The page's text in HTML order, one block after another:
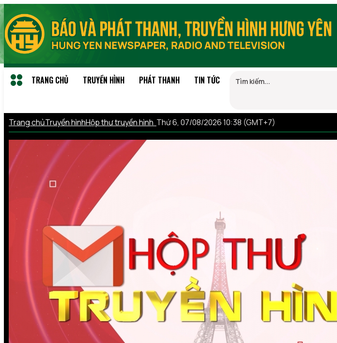
TRANG CHỦ TRUYỀN HÌNH PHÁT THANH TIN TỨC
Trang chủTruyền hìnhHộp thư truyền hình Thứ 6, 07/08/2026 10:38 (GMT+7)